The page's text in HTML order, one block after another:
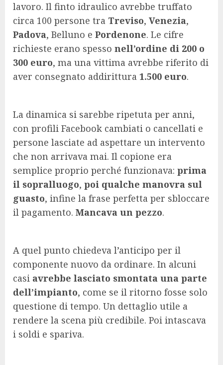
lavoro. Il finto idraulico avrebbe truffato
circa 100 persone tra Treviso, Venezia,
Padova, Belluno e Pordenone. Le cifre
richieste erano spesso nell’ordine di 200 o
300 euro, ma una vittima avrebbe riferito di
aver consegnato addirittura 1.500 euro.
La dinamica si sarebbe ripetuta per anni,
con profili Facebook cambiati o cancellati e
persone lasciate ad aspettare un intervento
che non arrivava mai. Il copione era
semplice proprio perché funzionava: prima
il sopralluogo, poi qualche manovra sul
guasto, infine la frase perfetta per sbloccare
il pagamento. Mancava un pezzo.
A quel punto chiedeva l’anticipo per il
componente nuovo da ordinare. In alcuni
casi avrebbe lasciato smontata una parte
dell’impianto, come se il ritorno fosse solo
questione di tempo. Un dettaglio utile a
rendere la scena più credibile. Poi intascava
i soldi e spariva.